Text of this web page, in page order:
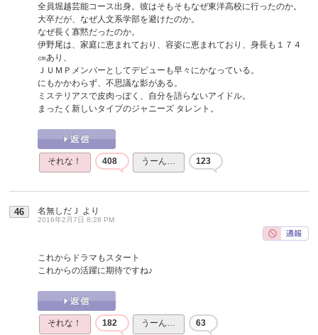
全員堀越芸能コース出身。彼はそもそもなぜ東洋高校に行ったのか。
大卒だが、なぜ人文系学部を避けたのか。
なぜ長く寡黙だったのか。
伊野尾は、家庭に恵まれており、容姿に恵まれており、身長も１７４
㎝あり、
ＪＵＭＰメンバーとしてデビューも早々にかなっている。
にもかかわらず、不思議な影がある。
ミステリアスで皮肉っぽく、自分を語らないアイドル。
まったく新しいタイプのジャニーズ タレント。
それな！ 408 うーん… 123
46 名無しだＪ より
2016年2月7日 8:28 PM
これからドラマもスタート
これからの活躍に期待ですね♪
それな！ 182 うーん… 63